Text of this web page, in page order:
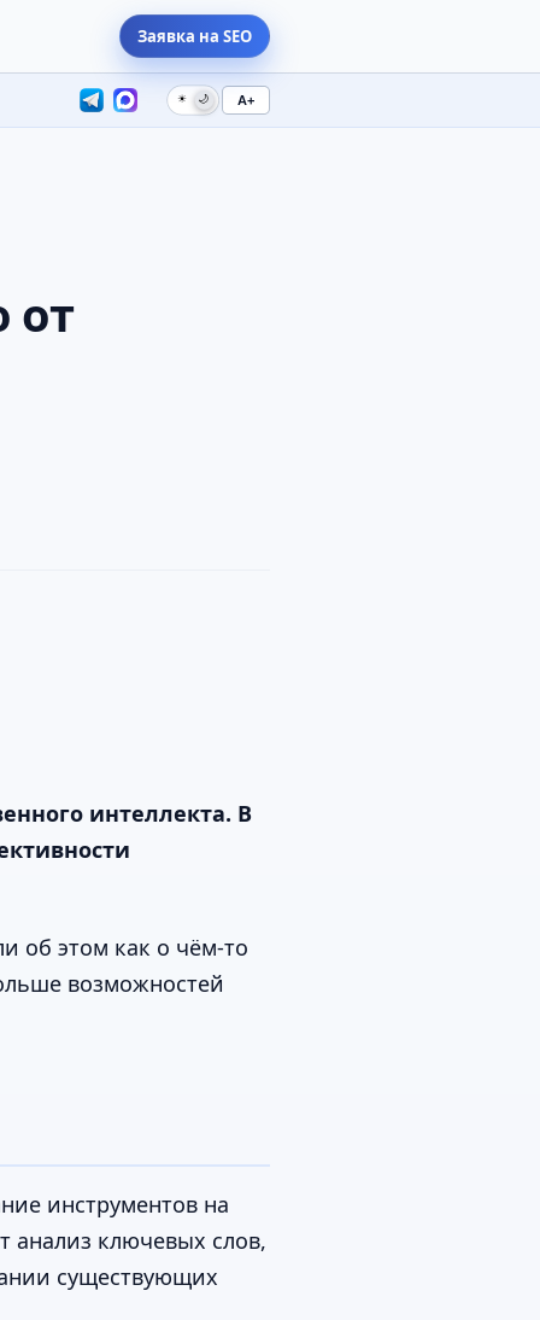
Заявка на SEO
☀ 🌙 A+
от
интеллекта. В
об этом как о чём-то
возможностей
инструментов на
анализ ключевых слов,
существующих